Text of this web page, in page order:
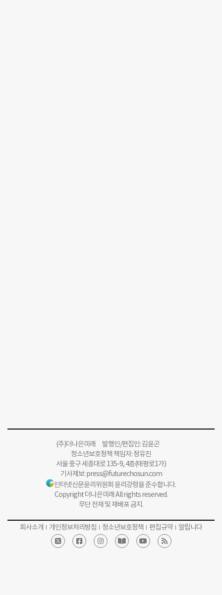
(주)더나은미래 발행인/편집인: 김윤곤
청소년보호정책 책임자: 정유진
서울 중구 세종대로 135-9, 4층(태평로1가)
기사제보:press@futurechosun.com
인터넷신문윤리위원회 윤리강령을 준수합니다.
Copyright 더나은미래 All rights reserved.
무단 전재 및 재배포 금지.
회사소개 개인정보처리방침 청소년보호정책 편집규약 알립니다